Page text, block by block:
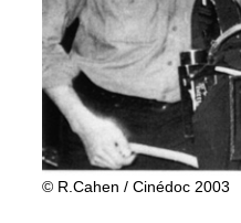
© R.Cahen / Cinédoc 2003